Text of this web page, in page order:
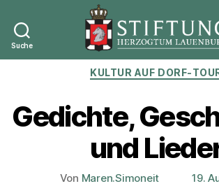
Suche
Stiftung
Kategorien
KULTUR AUF DORF-
Gedichte,
und
Beitragsautor
Von Maren.Simoneit 19.